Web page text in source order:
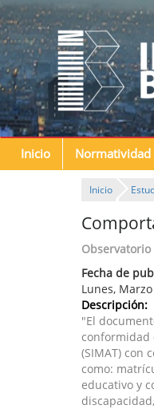
Inicio Normatividad
Inicio
Observatorio
Fecha de
Lunes,
Descripción:
"El
conformidad
(SIMAT) con
como:
educativo y